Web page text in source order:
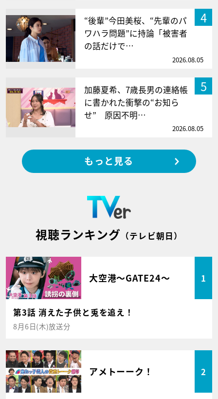
4
“後輩”今田美桜、“先輩のパ
ワハラ問題”に持論「被害者
の話だけで…
2026.08.05
5
加藤夏希、7歳長男の連絡帳
に書かれた衝撃の“お知ら
せ” 原因不明…
2026.08.05
もっと見る
視聴ランキング （テレビ朝日）
大空港～GATE24～ 1
第3話 消えた子供と兎を追え！
8月6日(木)放送分
アメトーーク！ 2